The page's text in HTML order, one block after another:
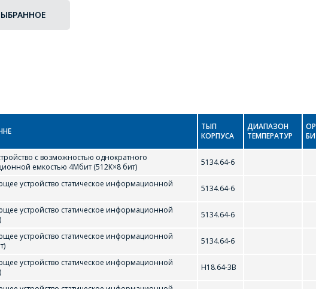
ТЫП
КОРПУСА
ДИАПАЗОН
ТЕМПЕРАТУР
с возможностью однократного
емкостью 4Мбит (512К×8 бит)
5134.64-6
устройство статическое информационной
5134.64-6
устройство статическое информационной
5134.64-6
устройство статическое информационной
5134.64-6
устройство статическое информационной
Н18.64-3В